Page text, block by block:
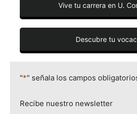
Vive tu carrera en U.
Descubre tu